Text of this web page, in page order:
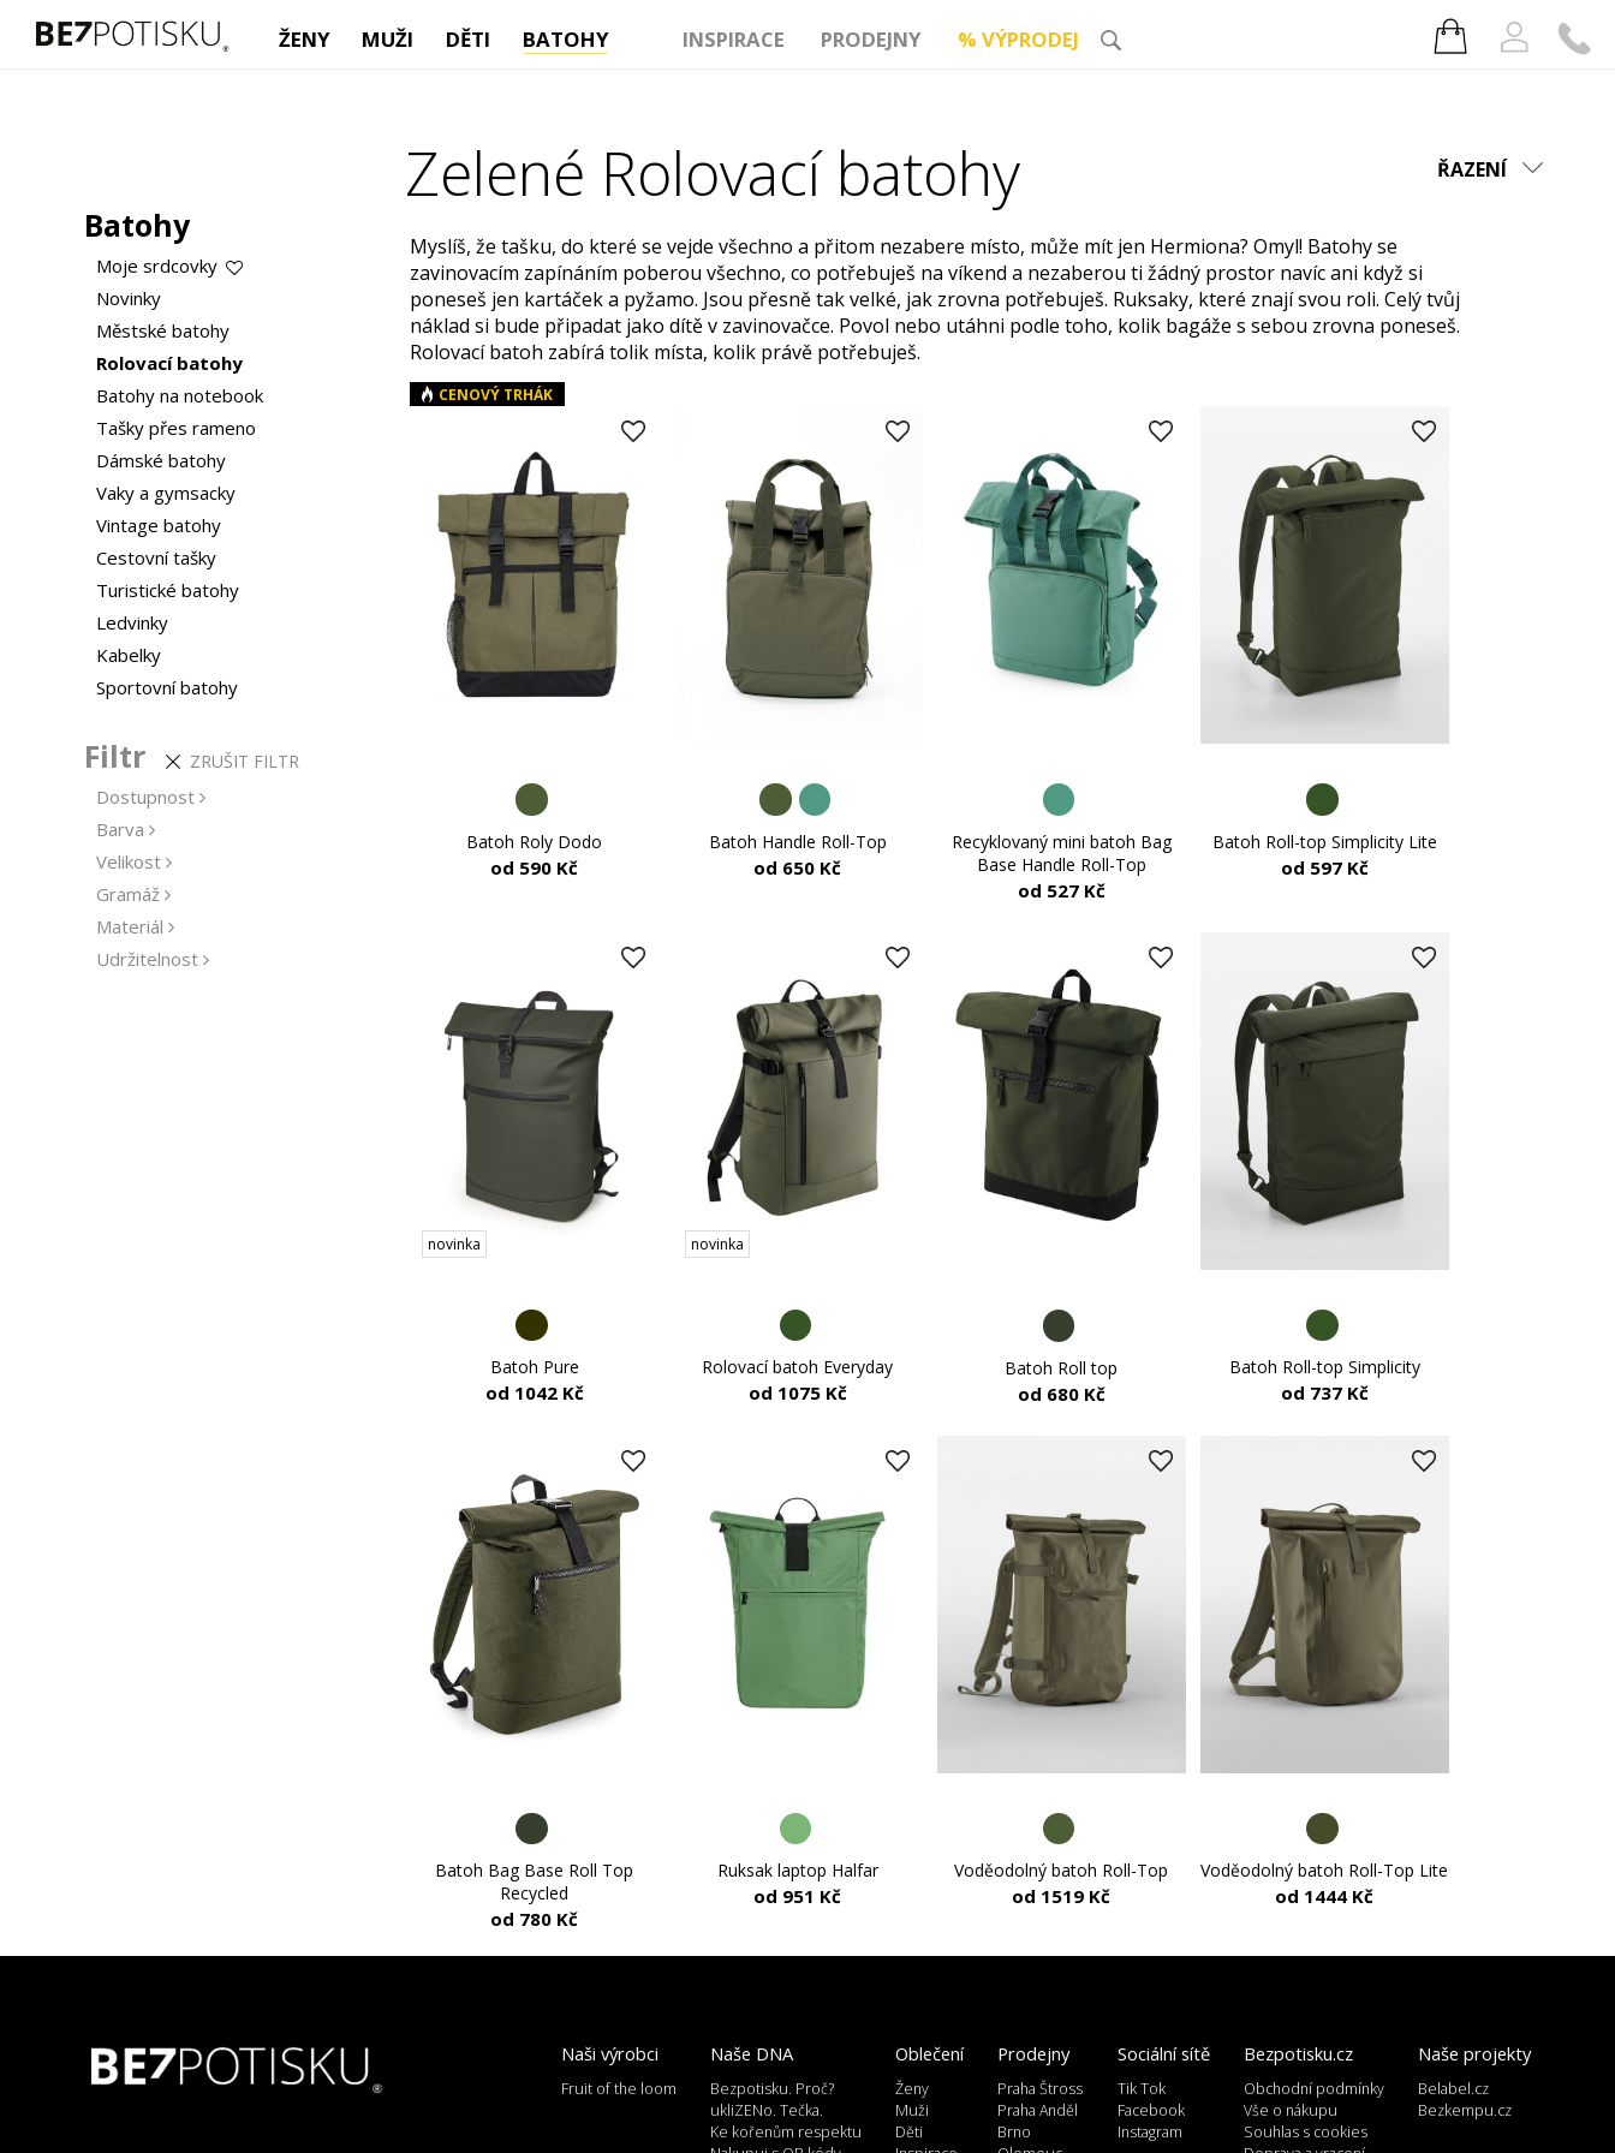
ŽENY MUŽI DĚTI BATOHY INSPIRACE PRODEJNY % VÝPRODEJ
Batohy
Moje srdcovky
Novinky
Městské batohy
Rolovací batohy
Batohy na notebook
Tašky přes rameno
Dámské batohy
Vaky a gymsacky
Vintage batohy
Cestovní tašky
Turistické batohy
Ledvinky
Kabelky
Sportovní batohy
Filtr ZRUŠIT FILTR
Dostupnost
Barva
Velikost
Gramáž
Materiál
Udržitelnost
ŘAZENÍ
Zelené Rolovací batohy
Myslíš, že tašku, do které se vejde všechno a přitom nezabere místo, může mít jen Hermiona? Omyl! Batohy se
zavinovacím zapínáním poberou všechno, co potřebuješ na víkend a nezaberou ti žádný prostor navíc ani když si
poneseš jen kartáček a pyžamo. Jsou přesně tak velké, jak zrovna potřebuješ. Ruksaky, které znají svou roli. Celý tvůj
náklad si bude připadat jako dítě v zavinovačce. Povol nebo utáhni podle toho, kolik bagáže s sebou zrovna poneseš.
Rolovací batoh zabírá tolik místa, kolik právě potřebuješ.
CENOVÝ TRHÁK
Batoh Roly Dodo
od 590 Kč
Batoh Handle Roll-Top
od 650 Kč
Recyklovaný mini batoh Bag
Base Handle Roll-Top
od 527 Kč
Batoh Roll-top Simplicity Lite
od 597 Kč
novinka
Batoh Pure
od 1042 Kč
novinka
Rolovací batoh Everyday
od 1075 Kč
Batoh Roll top
od 680 Kč
Batoh Roll-top Simplicity
od 737 Kč
Batoh Bag Base Roll Top
Recycled
od 780 Kč
Ruksak laptop Halfar
od 951 Kč
Voděodolný batoh Roll-Top
od 1519 Kč
Voděodolný batoh Roll-Top Lite
od 1444 Kč
Naše projekty
Belabel.cz
Bezkempu.cz
Bezpotisku.cz
Obchodní podmínky
Vše o nákupu
Souhlas s cookies
Sociální sítě
Tik Tok
Facebook
Instagram
Prodejny
Praha Štross
Praha Anděl
Brno
Oblečení
Ženy
Muži
Děti
Naše DNA
Bezpotisku. Proč?
ukliZENo. Tečka.
Ke kořenům respektu
Naši výrobci
Fruit of the loom